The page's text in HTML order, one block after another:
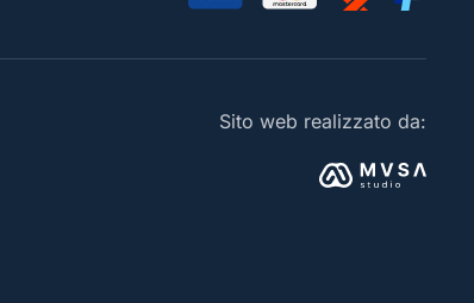
Sito web realizzato da: